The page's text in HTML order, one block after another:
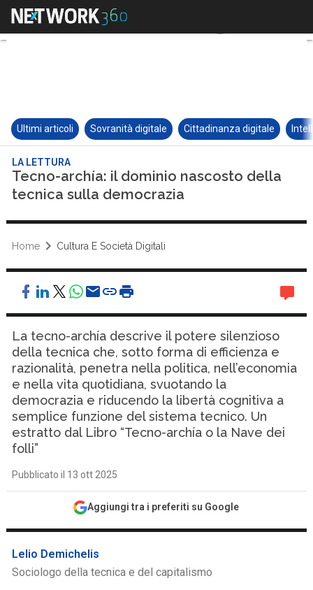
Ultimi articoli Sovranità digitale Cittadinanza digitale
LA LETTURA
Tecno-archía: il dominio nascosto della
tecnica sulla democrazia
Home Cultura E Società Digitali
La tecno-archía descrive il potere silenzioso
della tecnica che, sotto forma di efficienza e
razionalità, penetra nella politica, nell’economia
e nella vita quotidiana, svuotando la
democrazia e riducendo la libertà cognitiva a
semplice funzione del sistema tecnico. Un
estratto dal Libro “Tecno-archía o la Nave dei
folli”
Pubblicato il 13 ott 2025
Aggiungi tra i preferiti su Google
Lelio Demichelis
Sociologo della tecnica e del capitalismo